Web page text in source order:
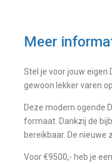
Meer
Stel je voor jouw eigen
gewoon lekker varen
Deze modern ogende
formaat. Dankzij de
bereikbaar. De
Voor €9500,- heb je